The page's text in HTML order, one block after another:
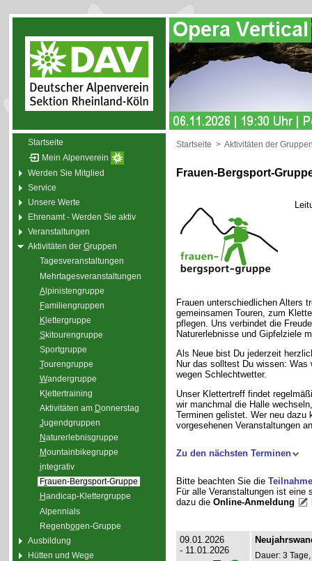
Startseite
Mein Alpenverein
Werden Sie Mitglied
Service
Unsere Werte
Ehrenamt - Werden Sie aktiv
Veranstaltungen
Aktivitäten der Gruppen
Tagesveranstaltungen
Mehrtagesveranstaltungen
Alpinistengruppe
Familiengruppen
Klettergruppe
Skitourengruppe
Sportgruppe
Tourengruppe
Wandergruppe
Kl ettertraining
Aktivitäten am Donnerstag
Jugendgruppen
Naturerlebnisgruppe
Mountainbikegruppe
integrativ
Frauen-Bergsport-Gruppe
Handicap-Klettergruppe
Alpennials
Regenbogen-Gruppe
Ausbildung
Hütten und Wege
Startseite > Aktivitäten der
Frauen-Bergsport-
Frauen unterschiedlichen Alters
gemeinsamen Touren, zum
pflegen. Uns verbindet die
Naturerlebnisse und Gipfelziele
Als Neue bist Du jederzeit
Nur das solltest Du wissen: Was
wegen Schlechtwetter.
Unser Klettertreff findet
wir manchmal die Halle
Terminen gelistet. Wer neu
vorgesehenen Veranstaltungen
Zu den nächsten Terminen
Bitte beachten Sie die
Für alle Veranstaltungen ist
dazu die Online-Anmeldung
09.01.2026
- 11.01.2026
Dauer: 3